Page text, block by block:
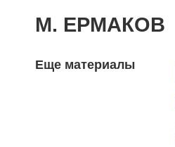
М. ЕРМАКОВ
Еще материалы